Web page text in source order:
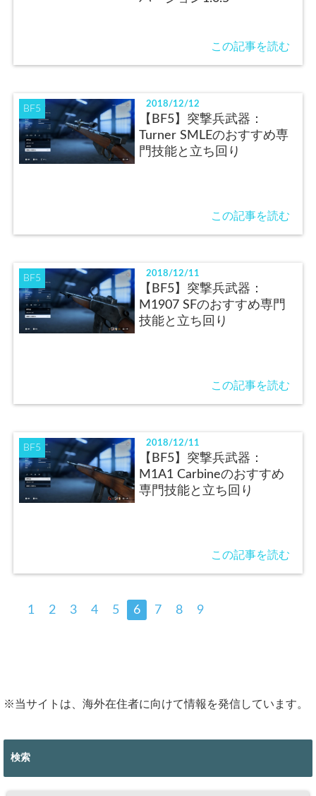
この記事を読む
BF5 2018/12/12
【BF5】突撃兵武器：
Turner SMLEのおすすめ専
門技能と立ち回り
この記事を読む
BF5 2018/12/11
【BF5】突撃兵武器：
M1907 SFのおすすめ専門
技能と立ち回り
この記事を読む
BF5 2018/12/11
【BF5】突撃兵武器：
M1A1 Carbineのおすすめ
専門技能と立ち回り
この記事を読む
1 2 3 4 5 6 7 8 9
※当サイトは、海外在住者に向けて情報を発信しています。
検索